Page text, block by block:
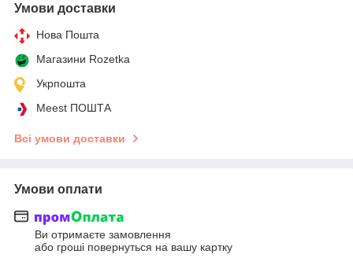
Умови доставки
Нова Пошта
Магазини Rozetka
Укрпошта
Meest ПОШТА
Всі умови доставки
Умови оплати
Ви отримаєте замовлення
або гроші повернуться на вашу картку